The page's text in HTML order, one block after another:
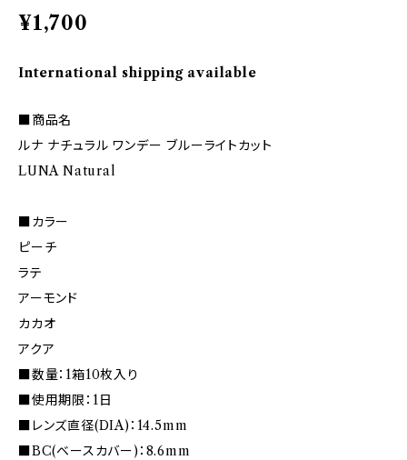
¥1,700
International shipping available
■商品名
ルナ ナチュラル ワンデー ブルーライトカット
LUNA Natural
■カラー
ピーチ
ラテ
アーモンド
カカオ
アクア
■数量：1箱10枚入り
■使用期限：1日
■レンズ直径(DIA)：14.5mm
■BC(ベースカバー)：8.6mm